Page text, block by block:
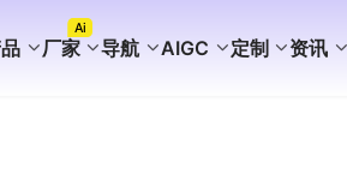
厂家
Ai
导航 AIGC 定制 资讯